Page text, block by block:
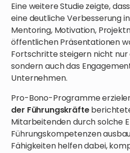
Eine weitere Studie zeigte, dass
eine deutliche Verbesserung
Mentoring, Motivation,
öffentlichen Präsentationen
Fortschritte steigern nicht nur
sondern auch das
Unternehmen.
Pro-Bono-Programme
der Führungskräfte
Mitarbeitenden durch solche
Führungskompetenzen
Fähigkeiten helfen dabei,